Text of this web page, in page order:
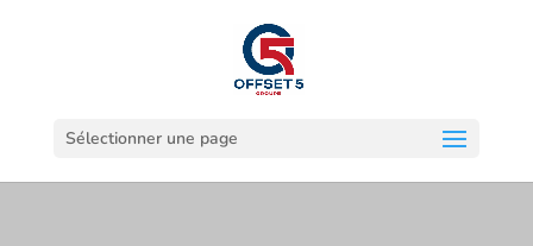
Sélectionner une page